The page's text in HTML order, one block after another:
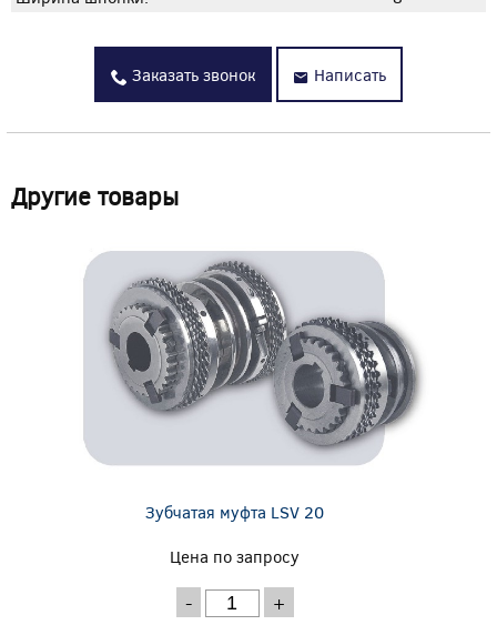
Заказать звонок Написать
Другие товары
Зубчатая муфта LSV 20
Цена по запросу
- +